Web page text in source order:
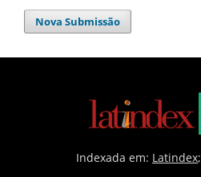
Nova Submissão
Indexada em: Latindex;